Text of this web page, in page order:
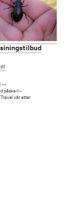
>
påske<!--
vår etter